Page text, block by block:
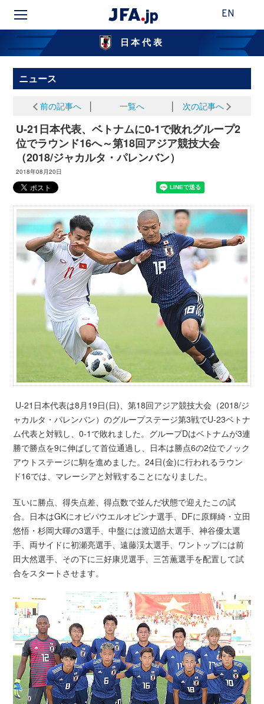
EN
日本代表
ニュース
前の記事へ 一覧へ 次の記事へ
U-21日本代表、ベトナムに0-1で敗れグループ2
位でラウンド16へ～第18回アジア競技大会
（2018/ジャカルタ・パレンバン）
2018年08月20日
U-21日本代表は8月19日(日)、第18回アジア競技大会（2018/ジ
ャカルタ・パレンバン）のグループステージ第3戦でU-23ベトナ
ム代表と対戦し、0-1で敗れました。グループDはベトナムが3連
勝で勝点を9に伸ばして首位通過し、日本は勝点6の2位でノック
アウトステージに駒を進めました。24日(金)に行われるラウン
ド16では、マレーシアと対戦することになりました。
互いに勝点、得失点差、得点数で並んだ状態で迎えたこの試
合。日本はGKにオビパウエルオビンナ選手、DFに原輝綺・立田
悠悟・杉岡大暉の3選手、中盤には渡辺皓太選手、神谷優太選
手、両サイドに初瀬亮選手、遠藤渓太選手、ワントップには前
田大然選手、その下に三好康児選手、三笘薫選手を配置して試
合をスタートさせます。